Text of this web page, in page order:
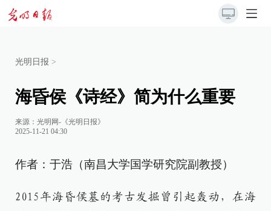
光明日报 >
海昏侯《诗经》简为什么重要
来源： 光明网-《光明日报》
2025-11-21 04:30
作者：于浩（南昌大学国学研究院副教授）
2015年海昏侯墓的考古发掘曾引起轰动，在海